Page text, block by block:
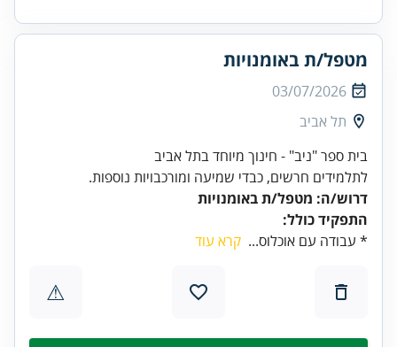
מטפל/ת באומנויות
03/07/2026
תל אביב
לתלמידים חרשים, כבדי שמיעה ומורכבויות נוספות.
דרוש/ה: מטפל/ת באומנויות
התפקיד כולל:
* עבודה עם אוכלוס... קרא עוד
⚠